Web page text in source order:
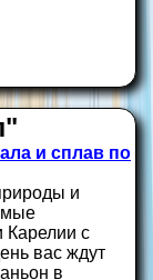
и сплав по
и
Карелии с
вас ждут
в